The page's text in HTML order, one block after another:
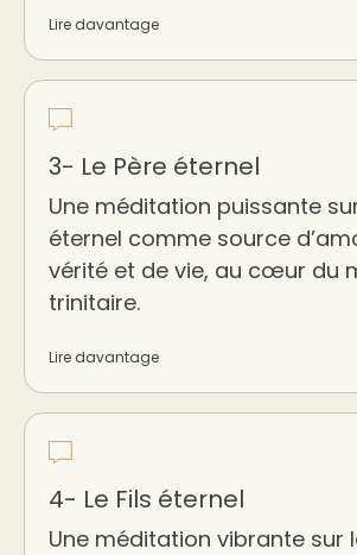
Lire davantage
3- Le Père éternel
Une méditation puissante
éternel comme source
vérité et de vie, au cœur du
trinitaire.
Lire davantage
4- Le Fils éternel
Une méditation vibrante sur